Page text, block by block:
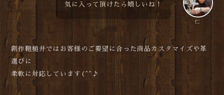
仁
気に入って頂けたら嬉しいね！
創作鞄槌井ではお客様のご要望に合った商品カスタマイズや革
選びに
柔軟に対応しています(^^♪